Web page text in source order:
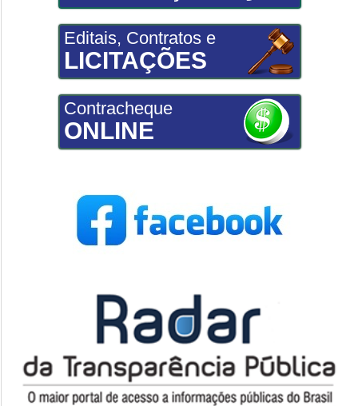
Editais, Contratos e
LICITAÇÕES
Contracheque
ONLINE